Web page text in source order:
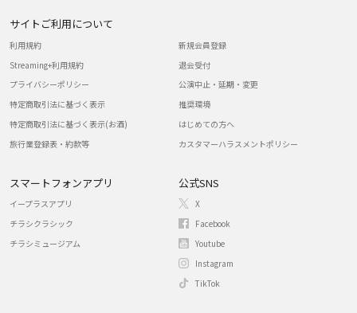
サイトご利用について
利用規約
Streaming+利用規約
プライバシーポリシー
特定商取引法に基づく表示
特定商取引法に基づく表示(お酒)
旅行業登録表・約款等
新規会員登録
退会受付
公演中止・延期・変更
推奨環境
はじめての方へ
カスタマーハラスメントポリシー
スマートフォンアプリ
イープラスアプリ
チラシクラシック
チラシミュージアム
公式SNS
X
Facebook
Youtube
Instagram
TikTok